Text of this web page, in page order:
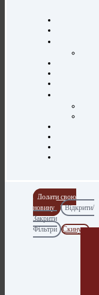
Додати свою
новину
Відкрити/
Закрити
Фільтри
Скинути